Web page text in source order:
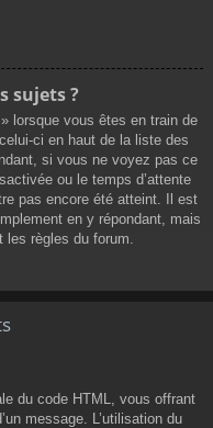
sujets ?
lorsque vous êtes en train de
ci en haut de la liste des
si vous ne voyez pas ce
ou le temps d’attente
pas encore été atteint. Il est
en y répondant, mais
règles du forum.
du code HTML, vous offrant
message. L’utilisation du